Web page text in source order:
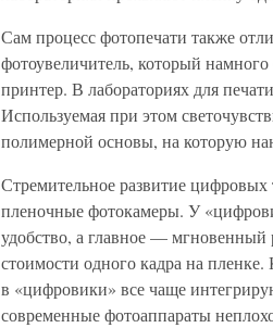
Сам процесс фотопечати также
фотоувеличитель, который
принтер. В лабораториях для
Используемая при этом
полимерной основы, на которую
Стремительное развитие
пленочные фотокамеры. У
удобство, а главное — мгновенный
стоимости одного кадра на
в «цифровики» все чаще
современные фотоаппараты